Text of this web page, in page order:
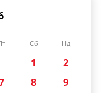
Сб Нд
1
2
8
9